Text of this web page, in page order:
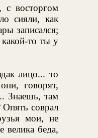
восторгом
сияли, как
записался;
то ты у
лицо... то
говорят,
Знаешь, там
Опять соврал
мои, не
велика беда,